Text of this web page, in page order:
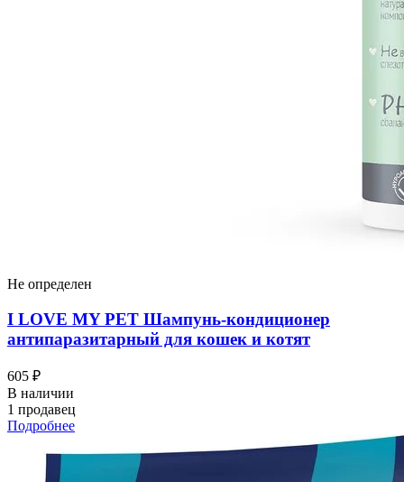
Не определен
I LOVЕ MY PET Шампунь-кондиционер
антипаразитарный для кошек и котят
605 ₽
В наличии
1 продавец
Подробнее